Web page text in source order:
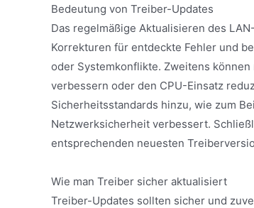
Bedeutung von Treiber-Updates
Das regelmäßige Aktualisieren des
Korrekturen für entdeckte Fehler und
oder Systemkonflikte. Zweitens
verbessern oder den CPU-Einsatz
Sicherheitsstandards hinzu, wie zum
Netzwerksicherheit verbessert.
entsprechenden neuesten
Wie man Treiber sicher aktualisiert
Treiber-Updates sollten sicher und